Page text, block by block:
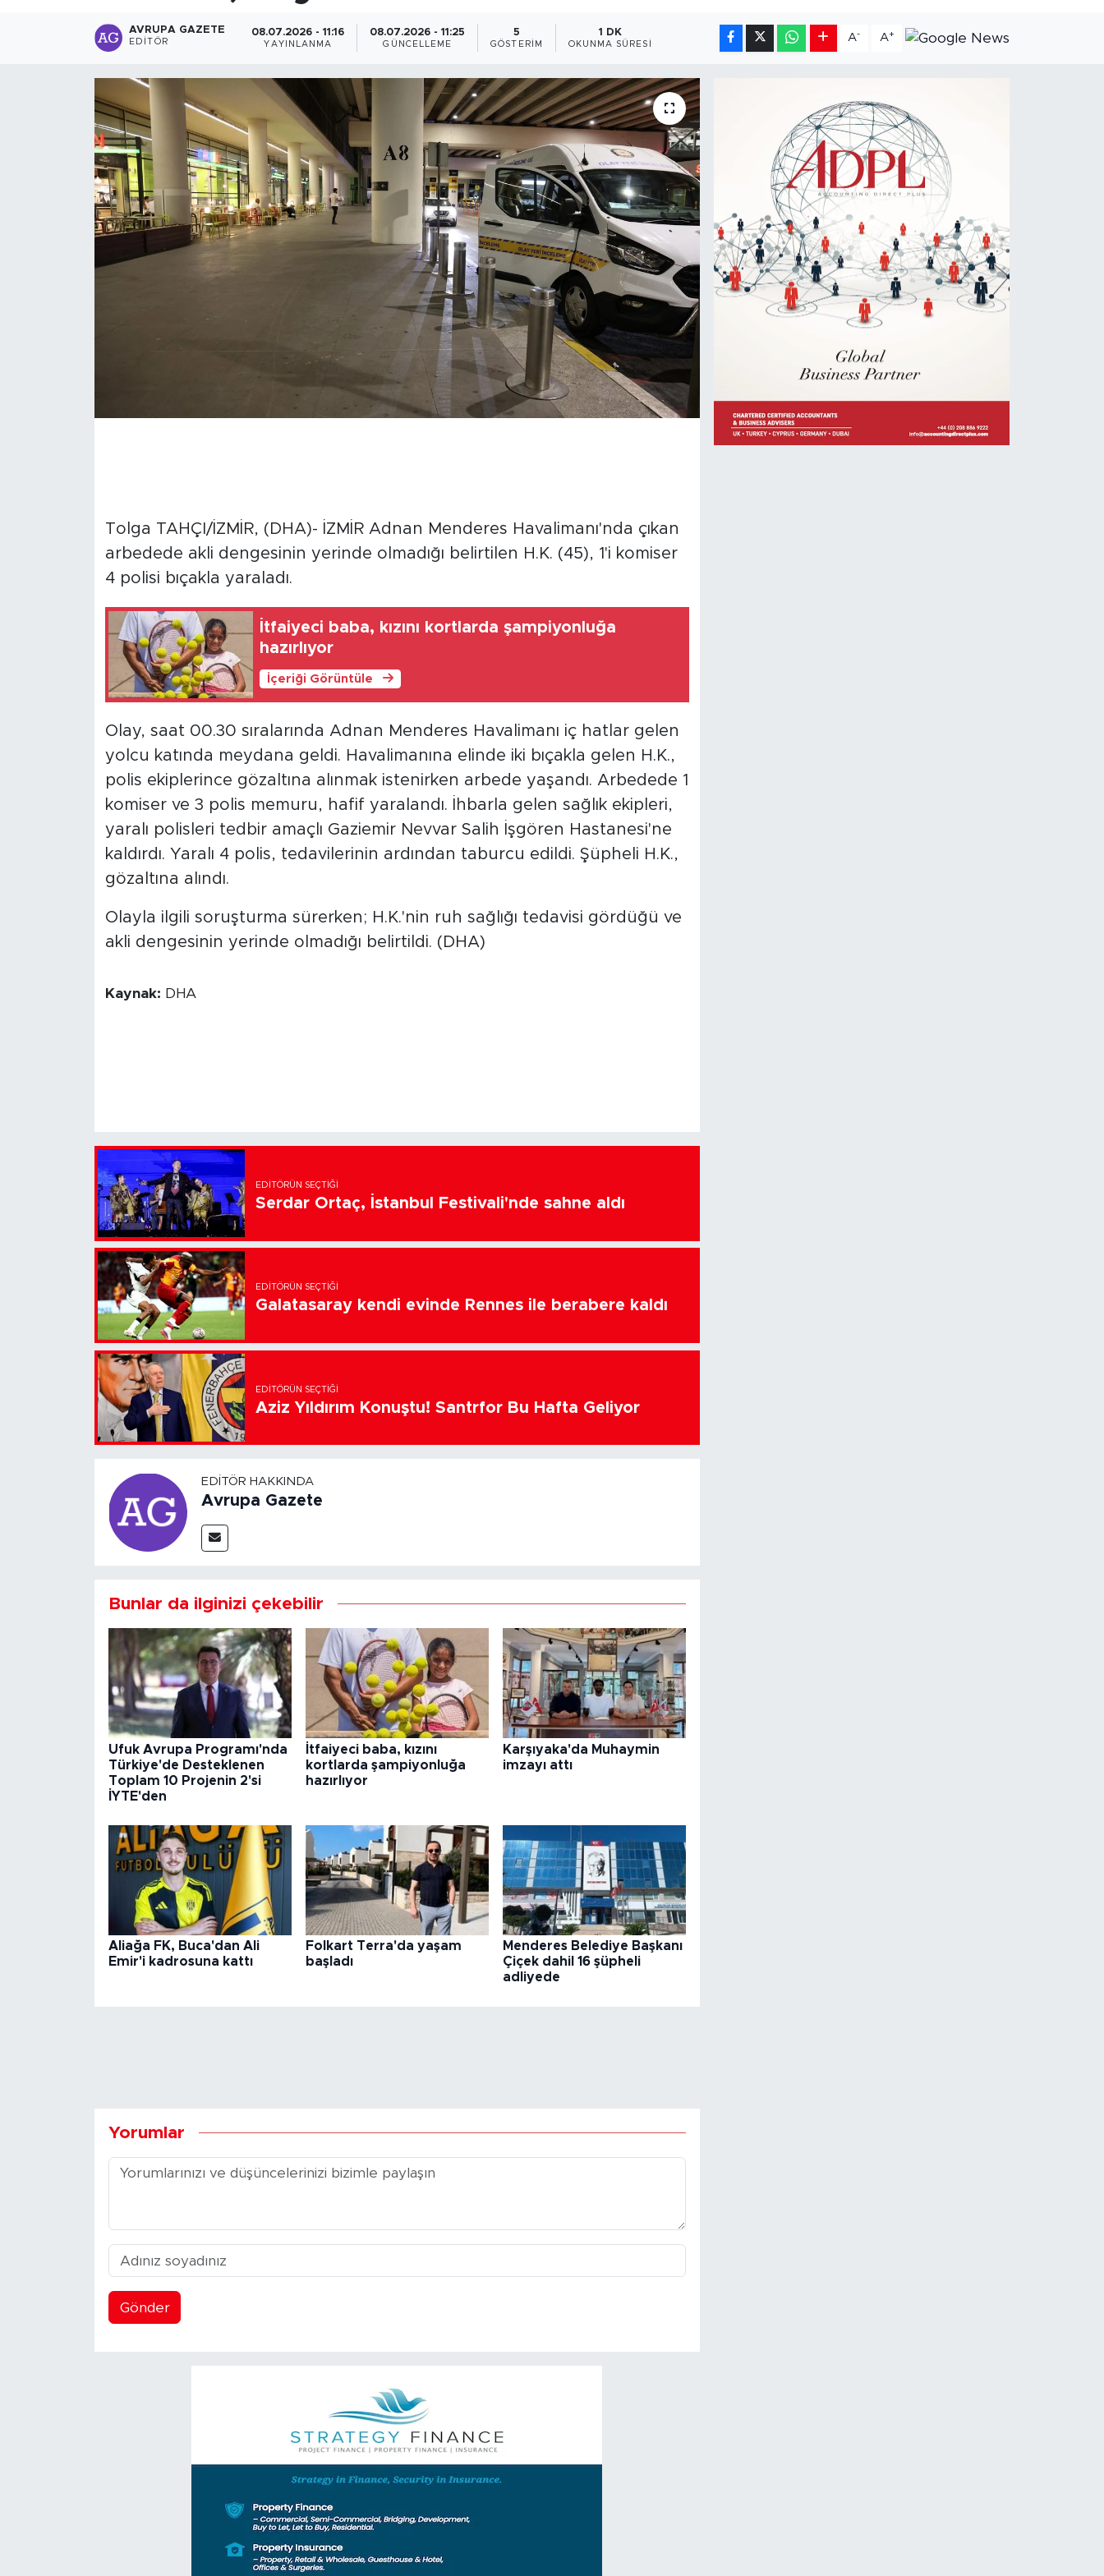
AVRUPA GAZETE
EDITÖR
08.07.2026 - 11:16
YAYINLANMA
08.07.2026 - 11:25
GÜNCELLEME
5
GÖSTERIM
1 DK
OKUNMA SÜRESI
A- A+
Tolga TAHÇI/İZMİR, (DHA)- İZMİR Adnan Menderes Havalimanı'nda çıkan
arbedede akli dengesinin yerinde olmadığı belirtilen H.K. (45), 1'i komiser
4 polisi bıçakla yaraladı.
İtfaiyeci baba, kızını kortlarda şampiyonluğa
hazırlıyor
İçeriği Görüntüle
Olay, saat 00.30 sıralarında Adnan Menderes Havalimanı iç hatlar gelen
yolcu katında meydana geldi. Havalimanına elinde iki bıçakla gelen H.K.,
polis ekiplerince gözaltına alınmak istenirken arbede yaşandı. Arbedede 1
komiser ve 3 polis memuru, hafif yaralandı. İhbarla gelen sağlık ekipleri,
yaralı polisleri tedbir amaçlı Gaziemir Nevvar Salih İşgören Hastanesi'ne
kaldırdı. Yaralı 4 polis, tedavilerinin ardından taburcu edildi. Şüpheli H.K.,
gözaltına alındı.
Olayla ilgili soruşturma sürerken; H.K.'nin ruh sağlığı tedavisi gördüğü ve
akli dengesinin yerinde olmadığı belirtildi. (DHA)
Kaynak: DHA
EDITÖRÜN SEÇTIĞI
Serdar Ortaç, İstanbul Festivali'nde sahne aldı
EDITÖRÜN SEÇTIĞI
Galatasaray kendi evinde Rennes ile berabere kaldı
EDITÖRÜN SEÇTIĞI
Aziz Yıldırım Konuştu! Santrfor Bu Hafta Geliyor
EDITÖR HAKKINDA
Avrupa Gazete
Bunlar da ilginizi çekebilir
Ufuk Avrupa Programı'nda
Türkiye'de Desteklenen
Toplam 10 Projenin 2'si
İYTE'den
İtfaiyeci baba, kızını
kortlarda şampiyonluğa
hazırlıyor
Karşıyaka'da Muhaymin
imzayı attı
Aliağa FK, Buca'dan Ali
Emir'i kadrosuna kattı
Folkart Terra'da yaşam
başladı
Menderes Belediye Başkanı
Çiçek dahil 16 şüpheli
adliyede
Yorumlar
Gönder